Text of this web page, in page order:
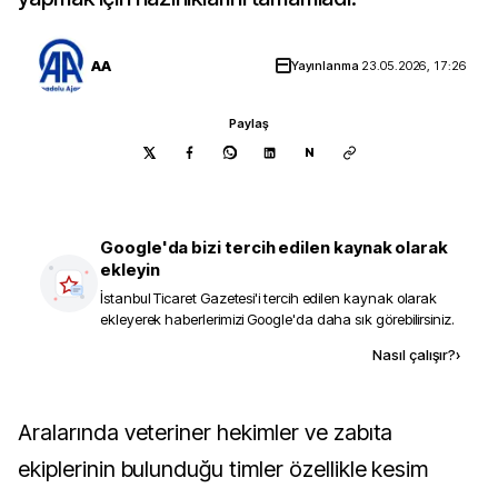
AA Yayınlanma 23.05.2026, 17:26
Paylaş
N
Google'da bizi tercih edilen kaynak olarak
ekleyin
İstanbul Ticaret Gazetesi'i tercih edilen kaynak olarak
ekleyerek haberlerimizi Google'da daha sık görebilirsiniz.
Nasıl çalışır?›
Aralarında veteriner hekimler ve zabıta
ekiplerinin bulunduğu timler özellikle kesim